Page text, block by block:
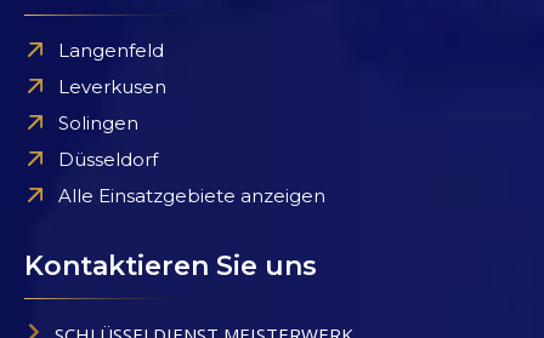
Langenfeld
Leverkusen
Solingen
Düsseldorf
Alle Einsatzgebiete anzeigen
Kontaktieren Sie uns